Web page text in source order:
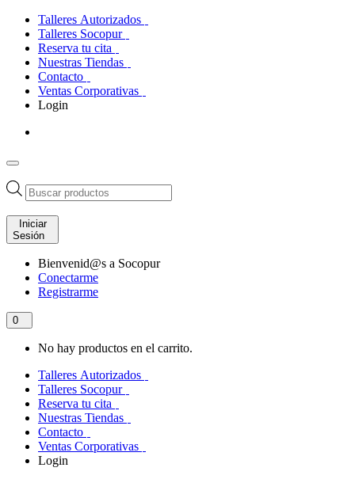
Talleres Autorizados
Talleres Socopur
Reserva tu cita
Nuestras Tiendas
Contacto
Ventas Corporativas
Login
Búsqueda
de
productos
Iniciar
Sesión
Bienvenid@s a Socopur
Conectarme
Registrarme
0
No hay productos en el carrito.
Talleres Autorizados
Talleres Socopur
Reserva tu cita
Nuestras Tiendas
Contacto
Ventas Corporativas
Login